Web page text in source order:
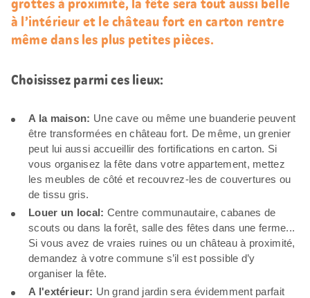
à l’intérieur et le château fort en carton rentre
même dans les plus petites pièces.
Choisissez parmi ces lieux:
A la maison: Une cave ou même une buanderie peuvent
être transformées en château fort. De même, un grenier
peut lui aussi accueillir des fortifications en carton. Si
vous organisez la fête dans votre appartement, mettez
les meubles de côté et recouvrez-les de couvertures ou
de tissu gris.
Louer un local: Centre communautaire, cabanes de
scouts ou dans la forêt, salle des fêtes dans une ferme...
Si vous avez de vraies ruines ou un château à proximité,
demandez à votre commune s’il est possible d’y
organiser la fête.
A l'extérieur: Un grand jardin sera évidemment parfait